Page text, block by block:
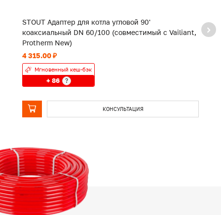
STOUT Адаптер для котла угловой 90'
коаксиальный DN 60/100 (совместимый с Vailiant,
Protherm New)
4 315.00 ₽
Мгновенный кеш-бэк
+ 86 ?
КОНСУЛЬТАЦИЯ